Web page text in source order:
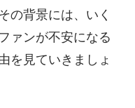
の背景には、いく
ァンが不安になる
を見ていきましょ